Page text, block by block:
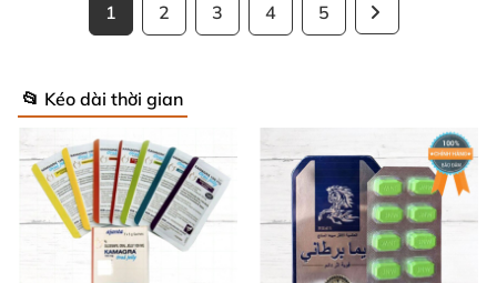
1 2 3 4 5
📂 Kéo dài thời gian